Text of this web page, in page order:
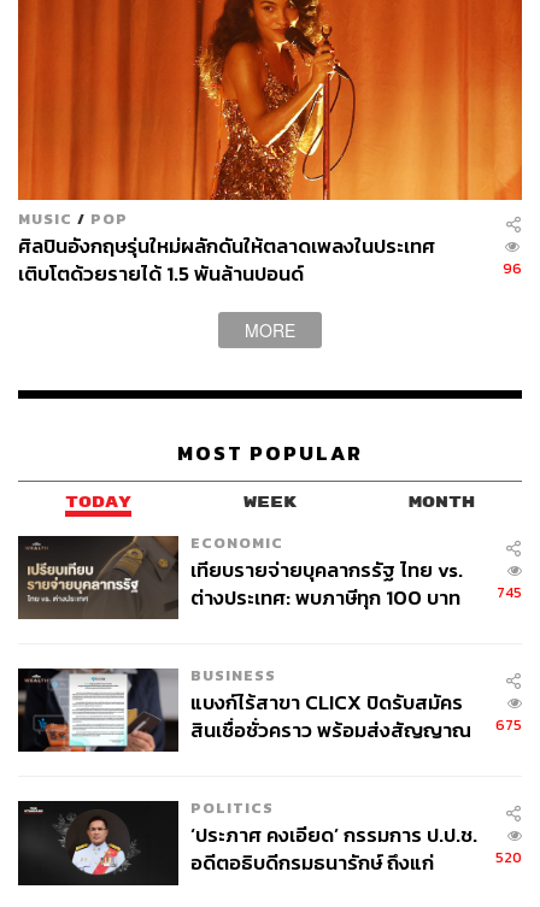
MUSIC / POP
ศิลปินอังกฤษรุ่นใหม่ผลักดันให้ตลาดเพลงในประเทศ
เติบโตด้วยรายได้ 1.5 พันล้านปอนด์
96
MORE
MOST POPULAR
TODAY WEEK MONTH
ECONOMIC
เทียบรายจ่ายบุคลากรรัฐ ไทย vs.
ต่างประเทศ: พบภาษีทุก 100 บาท
745
BUSINESS
แบงก์ไร้สาขา CLICX ปิดรับสมัคร
สินเชื่อชั่วคราว พร้อมส่งสัญญาณ
675
POLITICS
‘ประภาศ คงเอียด’ กรรมการ ป.ป.ช.
อดีตอธิบดีกรมธนารักษ์ ถึงแก่
520